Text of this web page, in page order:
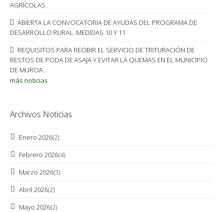
AGRÍCOLAS
ABIERTA LA CONVOCATORIA DE AYUDAS DEL PROGRAMA DE
DESARROLLO RURAL. MEDIDAS 10 Y 11
REQUISITOS PARA RECIBIR EL SERVICIO DE TRITURACIÓN DE
RESTOS DE PODA DE ASAJA Y EVITAR LA QUEMAS EN EL MUNICIPIO
DE MURCIA..
más noticias
Archivos Noticias
Enero 2026(2)
Febrero 2026(4)
Marzo 2026(3)
Abril 2026(2)
Mayo 2026(2)